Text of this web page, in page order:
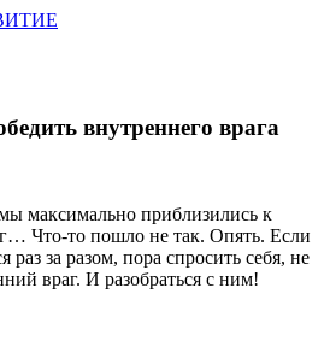
внутреннего врага
максимально приблизились к
Что-то пошло не так. Опять. Если
раз за разом, пора спросить себя, не
враг. И разобраться с ним!